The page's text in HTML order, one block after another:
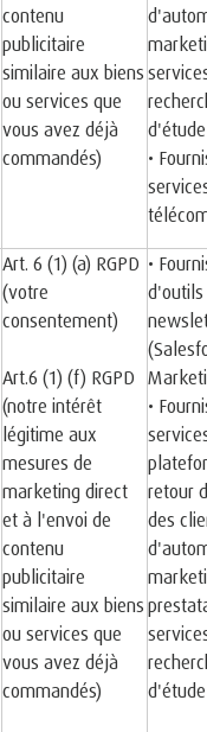
contenu
publicitaire
similaire aux biens
ou services que
vous avez déjà
commandés)
•
Art. 6 (1) (a) RGPD
(votre
consentement)
Art.6 (1) (f) RGPD
(notre intérêt
légitime aux
mesures de
marketing direct
et à l'envoi de
contenu
publicitaire
similaire aux biens
ou services que
vous avez déjà
commandés)
•
d'outils
•
retour
des